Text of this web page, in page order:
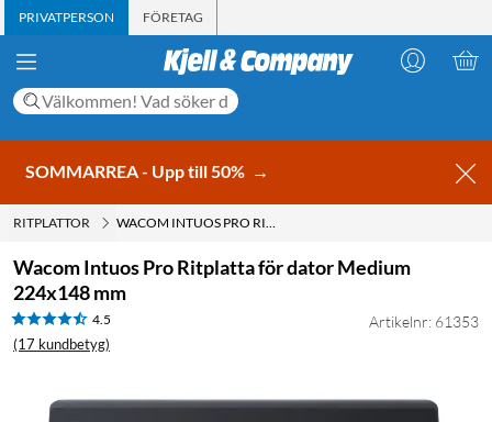
PRIVATPERSON FÖRETAG
SOMMARREA - Upp till 50% →
RITPLATTOR WACOM INTUOS PRO RITPLATTA FÖR DATOR MEDIUM 224X148 MM
Wacom Intuos Pro Ritplatta för dator Medium
224x148 mm
4.5
(17 kundbetyg)
Artikelnr: 61353